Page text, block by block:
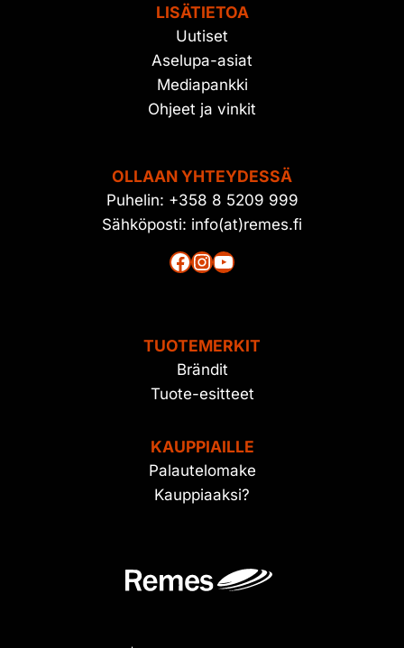
LISÄTIETOA
Uutiset
Aselupa-asiat
Mediapankki
Ohjeet ja vinkit
OLLAAN YHTEYDESSÄ
Puhelin: +358 8 5209 999
Sähköposti: info(at)remes.fi
Facebook
Instagram
YouTube
TUOTEMERKIT
Brändit
Tuote-esitteet
KAUPPIAILLE
Palautelomake
Kauppiaaksi?